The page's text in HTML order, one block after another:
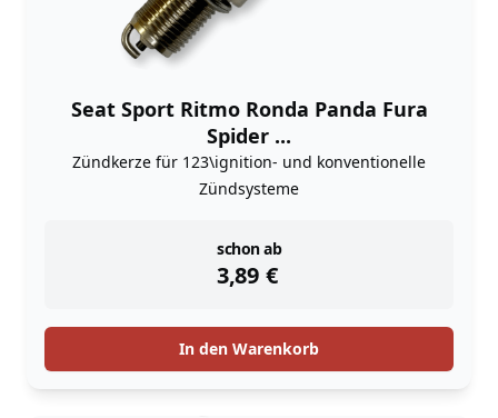
Seat Sport Ritmo Ronda Panda Fura
Spider ...
Zündkerze für 123\ignition- und konventionelle
Zündsysteme
schon ab
3,89 €
instock
In den Warenkorb